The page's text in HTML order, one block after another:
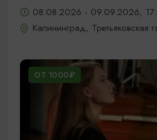
08.08.2026 - 09.09.2026,
Калининград, Третьяковская
ОТ 1000₽